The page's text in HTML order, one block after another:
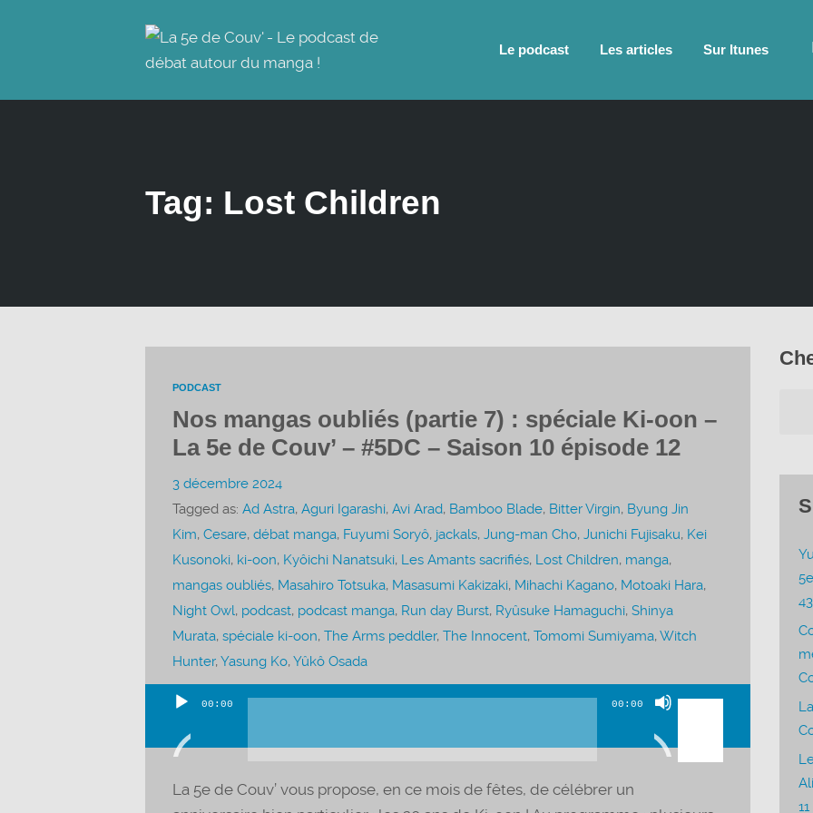
Le podcast Les articles Sur Itunes
Tag: Lost Children
PODCAST
Nos mangas oubliés (partie 7) : spéciale Ki-oon –
La 5e de Couv’ – #5DC – Saison 10 épisode 12
3 décembre 2024
Tagged as: Ad Astra, Aguri Igarashi, Avi Arad, Bamboo Blade, Bitter Virgin, Byung Jin
Kim, Cesare, débat manga, Fuyumi Soryô, jackals, Jung-man Cho, Junichi Fujisaku, Kei
Kusonoki, ki-oon, Kyôichi Nanatsuki, Les Amants sacrifiés, Lost Children, manga,
mangas oubliés, Masahiro Totsuka, Masasumi Kakizaki, Mihachi Kagano, Motoaki Hara,
Night Owl, podcast, podcast manga, Run day Burst, Ryûsuke Hamaguchi, Shinya
Murata, spéciale ki-oon, The Arms peddler, The Innocent, Tomomi Sumiyama, Witch
Hunter, Yasung Ko, Yûkô Osada
Lecteur
audio
00:00 00:00
Utilisez
flèches
La 5e de Couv’ vous propose, en ce mois de fêtes, de célébrer un
43